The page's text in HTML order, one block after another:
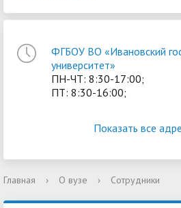
ФГБОУ ВО «Ивановский
университет»
ПН-ЧТ: 8:30-17:00;
ПТ: 8:30-16:00;
Показать все
Главная › О вузе › Сотрудники